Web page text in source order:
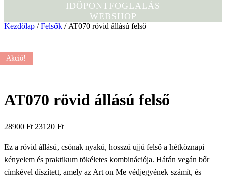
IDŐPONTFOGLALÁS
WEBSHOP
Kezdőlap /Felsők / AT070 rövid állású felső
Akció!
AT070 rövid állású felső
28900Ft Original
was:
28900 Ft.
23120 FtCurrent
is:
23120 Ft.
Ez a rövid állású, csónak nyakú, hosszú ujjú felső a hétköznapi
kényelem és praktikum tökéletes kombinációja. Hátán vegán bőr
címkével díszített, amely az Art on Me védjegyének számít, és